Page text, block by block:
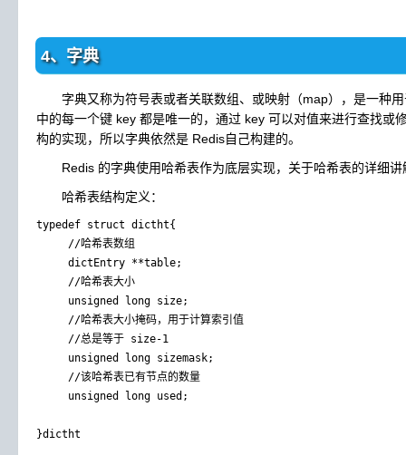
4、字典
字典又称为符号表或者关联数组、或映射（map），是一种用
中的每一个键 key 都是唯一的，通过 key 可以对值来进行查找或
构的实现，所以字典依然是 Redis自己构建的。
Redis 的字典使用哈希表作为底层实现，关于哈希表的详细讲
哈希表结构定义：
typedef struct dictht{
     //哈希表数组
     dictEntry **table;
     //哈希表大小
     unsigned long size;
     //哈希表大小掩码，用于计算索引值
     //总是等于 size-1
     unsigned long sizemask;
     //该哈希表已有节点的数量
     unsigned long used;